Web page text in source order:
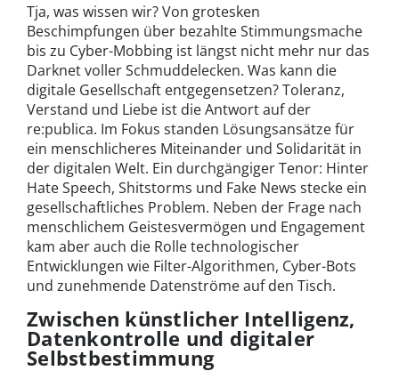
Tja, was wissen wir? Von grotesken
Beschimpfungen über bezahlte Stimmungsmache
bis zu Cyber-Mobbing ist längst nicht mehr nur das
Darknet voller Schmuddelecken. Was kann die
digitale Gesellschaft entgegensetzen? Toleranz,
Verstand und Liebe ist die Antwort auf der
re:publica. Im Fokus standen Lösungsansätze für
ein menschlicheres Miteinander und Solidarität in
der digitalen Welt. Ein durchgängiger Tenor: Hinter
Hate Speech, Shitstorms und Fake News stecke ein
gesellschaftliches Problem. Neben der Frage nach
menschlichem Geistesvermögen und Engagement
kam aber auch die Rolle technologischer
Entwicklungen wie Filter-Algorithmen, Cyber-Bots
und zunehmende Datenströme auf den Tisch.
Zwischen künstlicher Intelligenz,
Datenkontrolle und digitaler
Selbstbestimmung